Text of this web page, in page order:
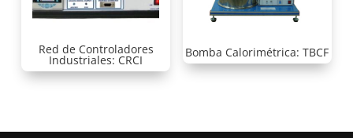
Red de Controladores
Industriales: CRCI
Bomba Calorimétrica: TBCF